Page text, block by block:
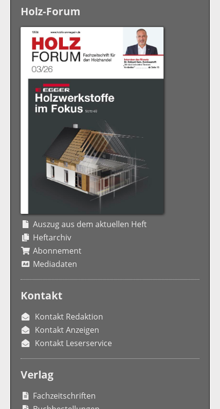
Holz-Forum
Auszug aus dem aktuellen Heft
Heftarchiv
Abonnement
Mediadaten
Kontakt
Kontakt Redaktion
Kontakt Anzeigen
Kontakt Leserservice
Verlag
Fachzeitschriften